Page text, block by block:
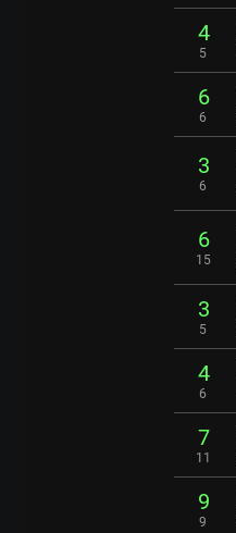
4
5
6
6
3
6
6
15
3
5
4
6
7
11
9
9